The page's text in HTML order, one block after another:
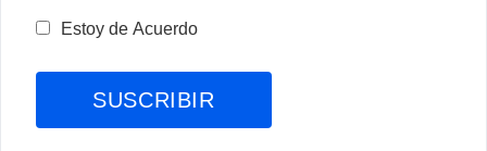
Estoy de Acuerdo